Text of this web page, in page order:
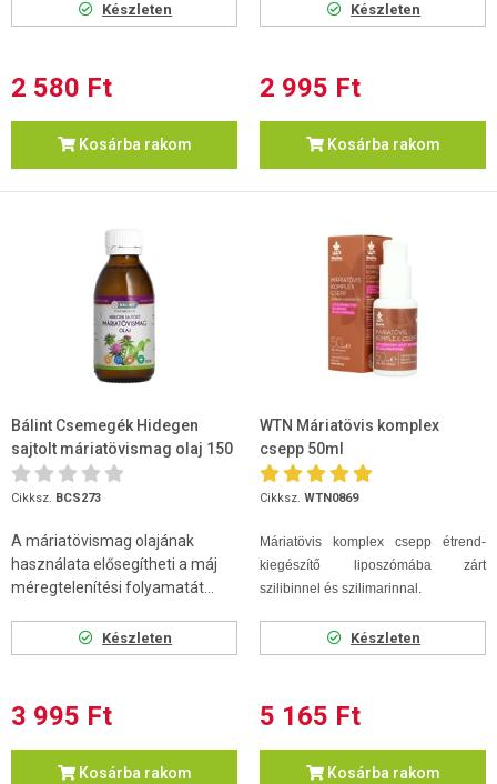
Készleten
2 580 Ft
Kosárba rakom
Készleten
2 995 Ft
Kosárba rakom
Bálint Csemegék Hidegen
sajtolt máriatövismag olaj 150
ml
Cikksz. BCS273
A máriatövismag olajának
használata elősegítheti a máj
méregtelenítési folyamatát...
Készleten
3 995 Ft
Kosárba rakom
WTN Máriatövis komplex
csepp 50ml
Cikksz. WTN0869
Máriatövis komplex csepp étrend-
kiegészítő liposzómába zárt
szilibinnel és szilimarinnal.
Készleten
5 165 Ft
Kosárba rakom